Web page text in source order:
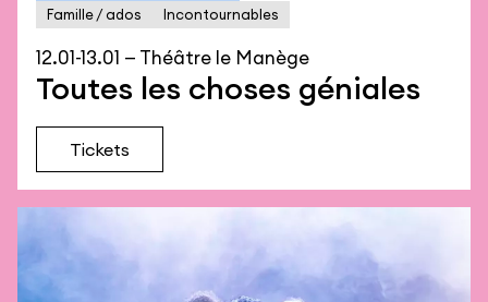
Famille / ados
Incontournables
12.01-13.01 — Théâtre le Manège
Toutes les choses géniales
Tickets